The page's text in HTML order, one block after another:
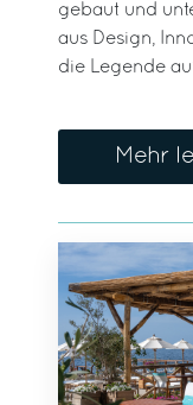
gebaut und
aus Design,
die Legende
Mehr